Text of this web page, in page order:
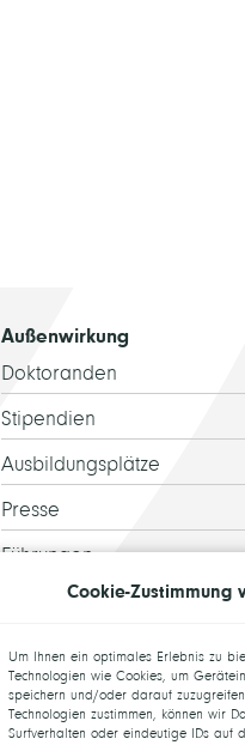
Außenwirkung
Doktoranden
Stipendien
Ausbildungsplätze
Presse
Führungen
Ehemalige
Topics for theses
Cookie-Zustimmung
Um Ihnen ein optimales Erlebnis zu
Technologien wie Cookies, um
speichern und/oder darauf
Technologien zustimmen, können wir
Surfverhalten oder eindeutige IDs auf